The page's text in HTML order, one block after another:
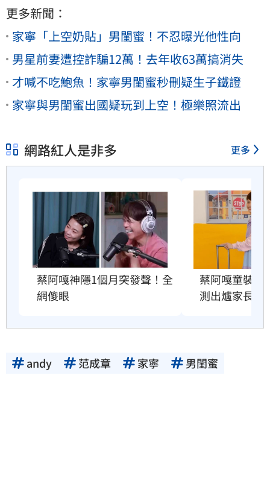
更多新聞：
家寧「上空奶貼」男閨蜜！不忍曝光他性向
男星前妻遭控詐騙12萬！去年收63萬搞消失
才喊不吃鮑魚！家寧男閨蜜秒刪疑生子鐵證
家寧與男閨蜜出國疑玩到上空！極樂照流出
網路紅人是非多 更多
蔡阿嘎神隱1個月突發聲！全
網傻眼
蔡阿嘎童裝爆
測出爐家長傻
andy 范成章 家寧 男閨蜜